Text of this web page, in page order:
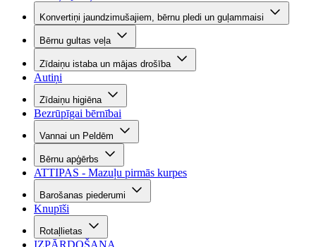
Konvertiņi jaundzimušajiem, bērnu pledi un guļammaisi
Bērnu gultas veļa
Zīdaiņu istaba un mājas drošība
Autiņi
Zīdaiņu higiēna
Bezrūpīgai bērnībai
Vannai un Peldēm
Bērnu apģērbs
ATTIPAS - Mazuļu pirmās kurpes
Barošanas piederumi
Knupīši
Rotaļlietas
IZPĀRDOŠANA